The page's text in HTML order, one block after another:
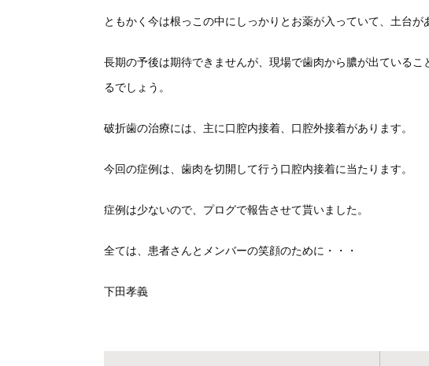
ともかく今は根っこの中にしっかりとお薬が入っていて、土台が
長期の予後は期待できませんが、現場で歯肉から膿が出ている
るでしょう。
破折歯の治療には、主に口腔内接着、口腔外接着があります。
今回の症例は、歯肉を切開して行う口腔内接着に当たります。
症例は少ないので、プログで報告させて貰いました。
全ては、患者さんとメンバーの笑顔のために・・・
下田孝義